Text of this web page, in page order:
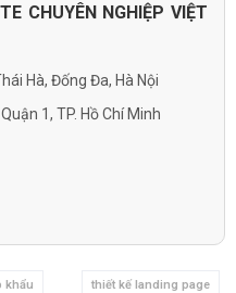
CHUYÊN NGHIỆP VIỆT
Hà, Đống Đa, Hà Nội
1, TP. Hồ Chí Minh
khẩu thiết kế landing page